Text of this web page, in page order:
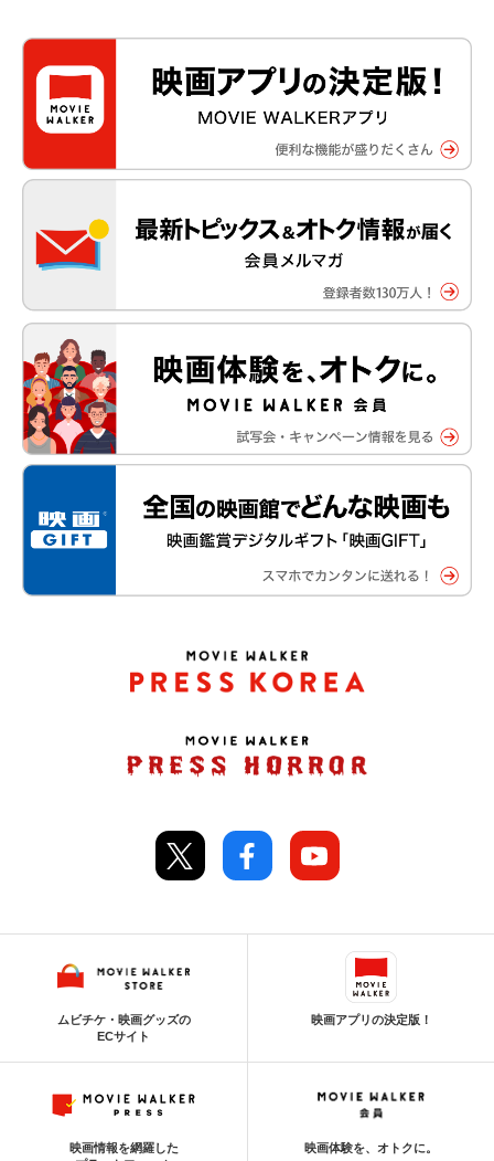
ムビチケ・映画グッズの
ECサイト
映画アプリの決定版！
映画情報を網羅した
映画体験を、オトクに。